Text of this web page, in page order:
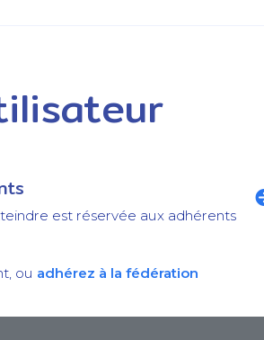
est réservée aux adhérents
ou adhérez à la fédération